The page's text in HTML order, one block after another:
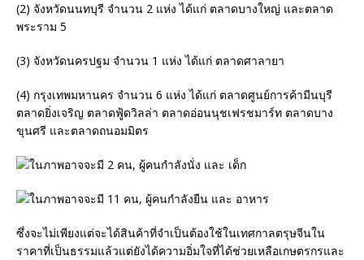
(2) จังหวัดนนทบุรี จำนวน 2 แห่ง ได้แก่ ตลาดบางใหญ่ และตลาด
พระราม 5
(3) จังหวัดนครปฐม จำนวน 1 แห่ง ได้แก่ ตลาดศาลายา
(4) กรุงเทพมหานคร จำนวน 6 แห่ง ได้แก่ ตลาดศูนย์การค้ามีนบุรี
ตลาดยิ่งเจริญ ตลาดฟู้ดวิลล่า ตลาดอ่อนนุชเฟรชมาร์ท ตลาดบาง
ขุนศรี และตลาดถนอมมิตร
ซึ่งจะไม่เพียงแต่จะได้สินค้าที่จำเป็นต้องใช้ในเทศกาลตรุษจีนใน
ราคาที่เป็นธรรมแล้วแต่ยังได้ความอิ่มใจที่ได้ช่วยเหลือเกษตรกรและ